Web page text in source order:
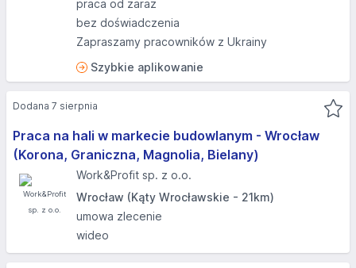
praca od zaraz
bez doświadczenia
Zapraszamy pracowników z Ukrainy
Szybkie aplikowanie
Praca na hali w markecie budowlanym - Wrocław
(Korona, Graniczna, Magnolia, Bielany)
Work&Profit sp. z o.o.
Wrocław (Kąty Wrocławskie - 21km)
umowa zlecenie
wideo
Dodana 7 sierpnia